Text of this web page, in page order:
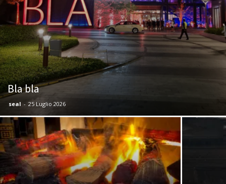
Bla bla
seal - 25 Luglio 2026